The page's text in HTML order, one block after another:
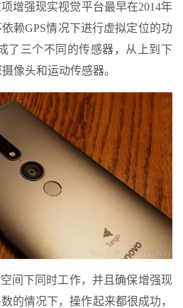
增强现实视觉平台最早在2014年
赖GPS情况下进行虚拟定位的功
了三个不同的传感器，从上到下
像头和运动传感器。
间下同时工作，并且确保增强现
的情况下，操作起来都很成功，